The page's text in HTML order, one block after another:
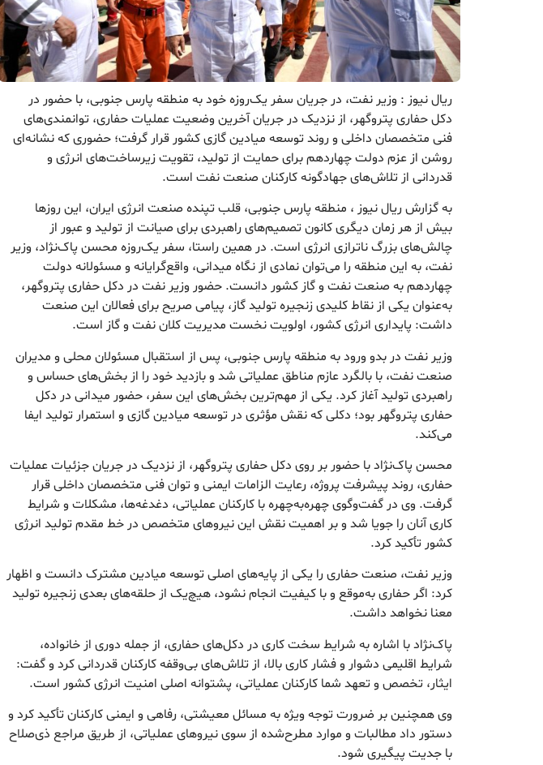
ریال نیوز : وزیر نفت، در جریان سفر یک‌روزه خود به منطقه پارس جنوبی، با حضور در
دکل حفاری پتروگهر، از نزدیک در جریان آخرین وضعیت عملیات حفاری، توانمندی‌های
فنی متخصصان داخلی و روند توسعه میادین گازی کشور قرار گرفت؛ حضوری که نشانه‌ای
روشن از عزم دولت چهاردهم برای حمایت از تولید، تقویت زیرساخت‌های انرژی و
قدردانی از تلاش‌های جهادگونه کارکنان صنعت نفت است.
به گزارش ریال نیوز ، منطقه پارس جنوبی، قلب تپنده صنعت انرژی ایران، این روزها
بیش از هر زمان دیگری کانون تصمیم‌های راهبردی برای صیانت از تولید و عبور از
چالش‌های بزرگ ناترازی انرژی است. در همین راستا، سفر یک‌روزه محسن پاک‌نژاد، وزیر
نفت، به این منطقه را می‌توان نمادی از نگاه میدانی، واقع‌گرایانه و مسئولانه دولت
چهاردهم به صنعت نفت و گاز کشور دانست. حضور وزیر نفت در دکل حفاری پتروگهر،
به‌عنوان یکی از نقاط کلیدی زنجیره تولید گاز، پیامی صریح برای فعالان این صنعت
داشت: پایداری انرژی کشور، اولویت نخست مدیریت کلان نفت و گاز است.
وزیر نفت در بدو ورود به منطقه پارس جنوبی، پس از استقبال مسئولان محلی و مدیران
صنعت نفت، با بالگرد عازم مناطق عملیاتی شد و بازدید خود را از بخش‌های حساس و
راهبردی تولید آغاز کرد. یکی از مهم‌ترین بخش‌های این سفر، حضور میدانی در دکل
حفاری پتروگهر بود؛ دکلی که نقش مؤثری در توسعه میادین گازی و استمرار تولید ایفا
می‌کند.
محسن پاک‌نژاد با حضور بر روی دکل حفاری پتروگهر، از نزدیک در جریان جزئیات عملیات
حفاری، روند پیشرفت پروژه، رعایت الزامات ایمنی و توان فنی متخصصان داخلی قرار
گرفت. وی در گفت‌وگوی چهره‌به‌چهره با کارکنان عملیاتی، دغدغه‌ها، مشکلات و شرایط
کاری آنان را جویا شد و بر اهمیت نقش این نیروهای متخصص در خط مقدم تولید انرژی
کشور تأکید کرد.
وزیر نفت، صنعت حفاری را یکی از پایه‌های اصلی توسعه میادین مشترک دانست و اظهار
کرد: اگر حفاری به‌موقع و با کیفیت انجام نشود، هیچ‌یک از حلقه‌های بعدی زنجیره تولید
معنا نخواهد داشت.
پاک‌نژاد با اشاره به شرایط سخت کاری در دکل‌های حفاری، از جمله دوری از خانواده،
شرایط اقلیمی دشوار و فشار کاری بالا، از تلاش‌های بی‌وقفه کارکنان قدردانی کرد و گفت:
ایثار، تخصص و تعهد شما کارکنان عملیاتی، پشتوانه اصلی امنیت انرژی کشور است.
وی همچنین بر ضرورت توجه ویژه به مسائل معیشتی، رفاهی و ایمنی کارکنان تأکید کرد و
دستور داد مطالبات و موارد مطرح‌شده از سوی نیروهای عملیاتی، از طریق مراجع ذی‌صلاح
با جدیت پیگیری شود.